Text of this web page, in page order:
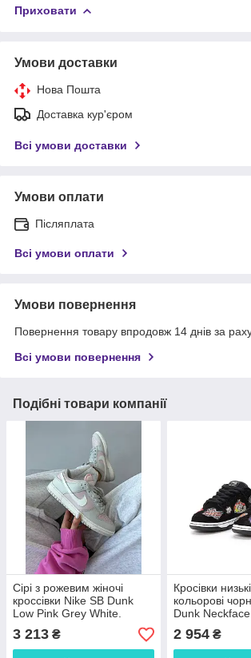
Приховати
Умови доставки
Нова Пошта
Доставка кур'єром
Всі умови доставки
Умови оплати
Післяплата
Всі умови оплати
Умови повернення
Повернення товару впродовж 14 днів за
Всі умови повернення
Подібні товари компанії
Сірі з рожевим жіночі
кроссівки Nike SB Dunk
Low Pink Grey White.
Модні жіночі кросси весна
осінь Найк СБ Данк.
3 213 ₴
Кросівки
кольорові
Dunk
кросівки
літо Найк СБ
2 954₴